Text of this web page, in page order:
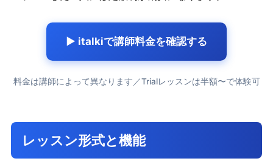
▶ italkiで講師料金を確認する
料金は講師によって異なります／Trialレッスンは半額〜で体験可
レッスン形式と機能